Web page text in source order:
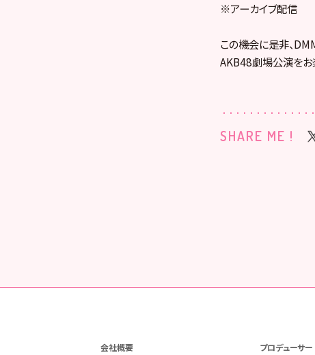
※アーカイブ配信
この機会に是非、
AKB48劇場公演をお
SHARE ME !
会社概要 プロデューサー